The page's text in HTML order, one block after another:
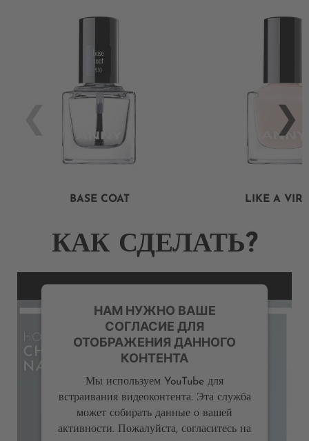
BASE COAT LIKE A
КАК СДЕЛАТЬ?
НАМ НУЖНО ВАШЕ
СОГЛАСИЕ ДЛЯ
ОТОБРАЖЕНИЯ ДАННОГО
КОНТЕНТА
Мы используем YouTube для
встраивания видеоконтента. Эта служба
может собирать данные о вашей
активности. Пожалуйста, согласитесь на